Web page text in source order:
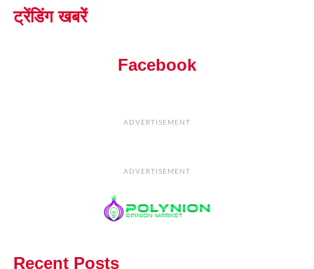
ट्रेंडिंग खबरें
Facebook
ADVERTISEMENT
ADVERTISEMENT
Recent Posts